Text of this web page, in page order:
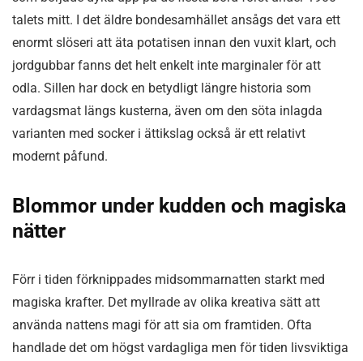
talets mitt. I det äldre bondesamhället ansågs det vara ett
enormt slöseri att äta potatisen innan den vuxit klart, och
jordgubbar fanns det helt enkelt inte marginaler för att
odla. Sillen har dock en betydligt längre historia som
vardagsmat längs kusterna, även om den söta inlagda
varianten med socker i ättikslag också är ett relativt
modernt påfund.
Blommor under kudden och magiska
nätter
Förr i tiden förknippades midsommarnatten starkt med
magiska krafter. Det myllrade av olika kreativa sätt att
använda nattens magi för att sia om framtiden. Ofta
handlade det om högst vardagliga men för tiden livsviktiga